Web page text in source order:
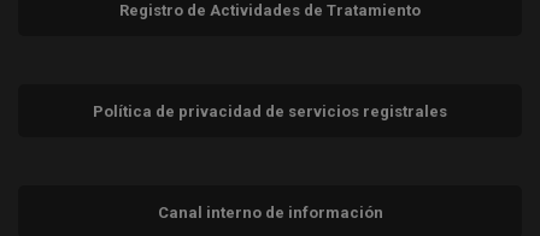
Registro de Actividades de Tratamiento
Política de privacidad de servicios registrales
Canal interno de información